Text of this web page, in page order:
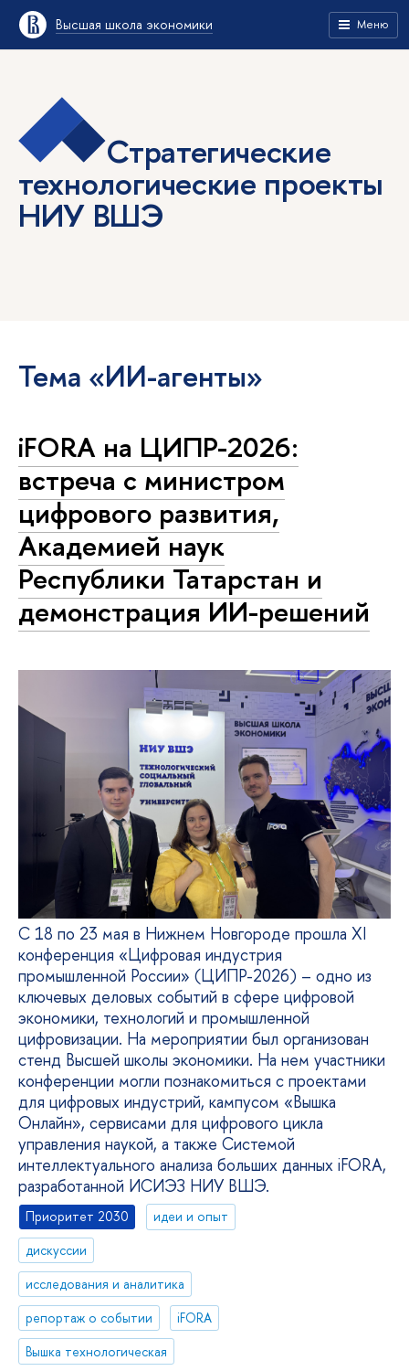
Высшая школа экономики Меню
Стратегические
технологические проекты
НИУ ВШЭ
Тема «ИИ-агенты»
iFORA на ЦИПР-2026:
встреча с министром
цифрового развития,
Академией наук
Республики Татарстан и
демонстрация ИИ-решений
С 18 по 23 мая в Нижнем Новгороде прошла XI
конференция «Цифровая индустрия
промышленной России» (ЦИПР-2026) – одно из
ключевых деловых событий в сфере цифровой
экономики, технологий и промышленной
цифровизации. На мероприятии был организован
стенд Высшей школы экономики. На нем участники
конференции могли познакомиться с проектами
для цифровых индустрий, кампусом «Вышка
Онлайн», сервисами для цифрового цикла
управления наукой, а также Системой
интеллектуального анализа больших данных iFORA,
разработанной ИСИЭЗ НИУ ВШЭ.
Приоритет 2030
идеи и опыт
дискуссии
исследования и аналитика
репортаж о событии
iFORA
Вышка технологическая